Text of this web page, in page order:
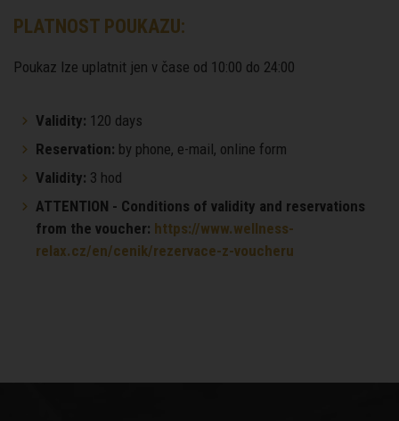
PLATNOST POUKAZU:
Poukaz lze uplatnit jen v čase od 10:00 do 24:00
Validity: 120 days
Reservation: by phone, e-mail, online form
Validity: 3 hod
ATTENTION - Conditions of validity and reservations
from the voucher: https://www.wellness-
relax.cz/en/cenik/rezervace-z-voucheru